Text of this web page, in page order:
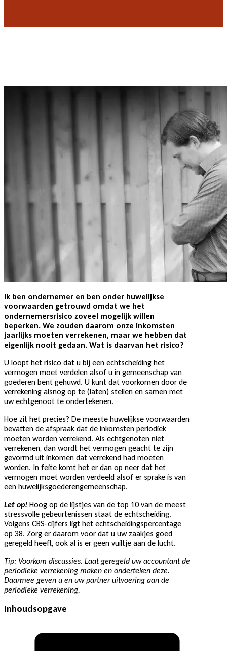
Ik ben ondernemer en ben onder huwelijkse
voorwaarden getrouwd omdat we het
ondernemersrisico zoveel mogelijk willen
beperken. We zouden daarom onze inkomsten
jaarlijks moeten verrekenen, maar we hebben dat
eigenlijk nooit gedaan. Wat is daarvan het risico?
U loopt het risico dat u bij een echtscheiding het
vermogen moet verdelen alsof u in gemeenschap van
goederen bent gehuwd. U kunt dat voorkomen door de
verrekening alsnog op te (laten) stellen en samen met
uw echtgenoot te ondertekenen.
Hoe zit het precies? De meeste huwelijkse voorwaarden
bevatten de afspraak dat de inkomsten periodiek
moeten worden verrekend. Als echtgenoten niet
verrekenen, dan wordt het vermogen geacht te zijn
gevormd uit inkomen dat verrekend had moeten
worden. In feite komt het er dan op neer dat het
vermogen moet worden verdeeld alsof er sprake is van
een huwelijksgoederengemeenschap.
Let op! Hoog op de lijstjes van de top 10 van de meest
stressvolle gebeurtenissen staat de echtscheiding.
Volgens CBS-cijfers ligt het echtscheidingspercentage
op 38. Zorg er daarom voor dat u uw zaakjes goed
geregeld heeft, ook al is er geen vuiltje aan de lucht.
Tip: Voorkom discussies. Laat geregeld uw accountant de
periodieke verrekening maken en onderteken deze.
Daarmee geven u en uw partner uitvoering aan de
periodieke verrekening.
Inhoudsopgave